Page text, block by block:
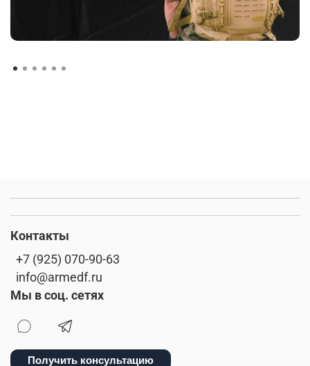
Контакты
+7 (925) 070-90-63
info@armedf.ru
Мы в соц. сетях
Получить консультацию